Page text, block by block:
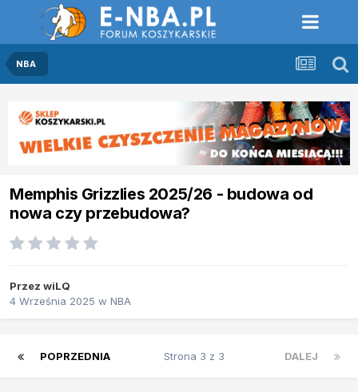
NBA
Memphis Grizzlies 2025/26 - budowa od
nowa czy przebudowa?
Przez wiLQ
4 Września 2025 w NBA
POPRZEDNIA DALEJ
Strona 3 z 3